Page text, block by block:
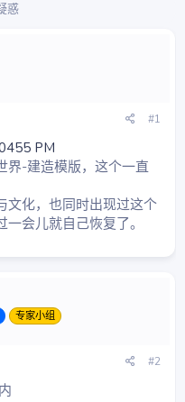
惑
#1
界-建造模版，这个一直
文化，也同时出现过这个
会儿就自己恢复了。
专家小组
#2